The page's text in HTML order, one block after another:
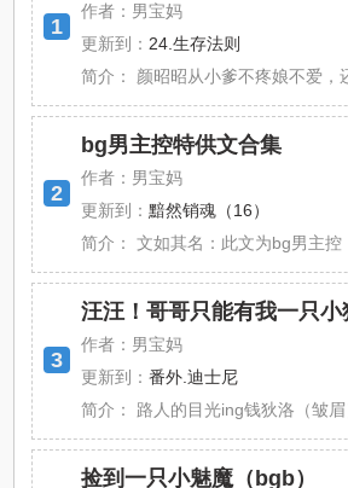
1
作者：男宝妈
更新到： 24.生存法则
简介：
颜昭昭从小爹不疼娘不爱
2
bg男主控特供文合集
作者：男宝妈
更新到：黯然销魂（16）
简介：
文如其名：此文为bg男主
3
汪汪！哥哥只能有我一只小
作者：男宝妈
更新到：番外.迪士尼
简介：
路人的目光ing钱狄洛（皱
捡到一只小魅魔（bgb）